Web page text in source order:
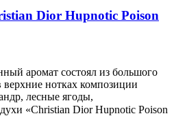
Dior Hupnotic Poison
аромат состоял из большого
нотках композиции
лесные ягоды,
«Christian Dior Hupnotic Poison